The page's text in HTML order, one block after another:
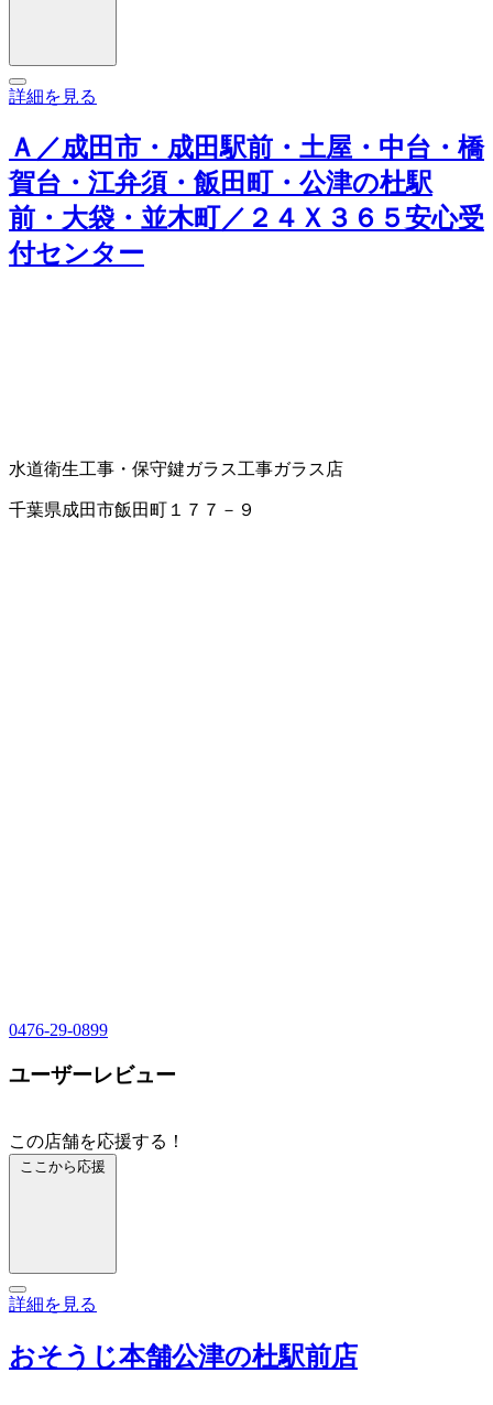
詳細を見る
Ａ／成田市・成田駅前・土屋・中台・橋
賀台・江弁須・飯田町・公津の杜駅
前・大袋・並木町／２４Ｘ３６５安心受
付センター
水道衛生工事・保守鍵ガラス工事ガラス店
千葉県成田市飯田町１７７－９
0476-29-0899
ユーザーレビュー
この店舗を応援する！
ここから応援
詳細を見る
おそうじ本舗公津の杜駅前店